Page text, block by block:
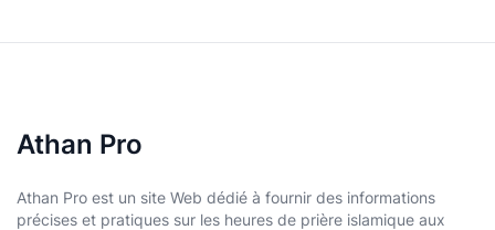
Athan Pro
Athan Pro est un site Web dédié à fournir des informations
précises et pratiques sur les heures de prière islamique aux